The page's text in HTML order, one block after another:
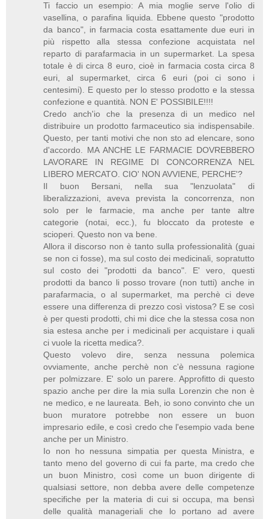
Ti faccio un esempio: A mia moglie serve l'olio di
vasellina, o parafina liquida. Ebbene questo "prodotto
da banco", in farmacia costa esattamente due euri in
più rispetto alla stessa confezione acquistata nel
reparto di parafarmacia in un supermarket. La spesa
totale è di circa 8 euro, cioè in farmacia costa circa 8
euri, al supermarket, circa 6 euri (poi ci sono i
centesimi). E questo per lo stesso prodotto e la stessa
confezione e quantità. NON E' POSSIBILE!!!!
Credo anch'io che la presenza di un medico nel
distribuire un prodotto farmaceutico sia indispensabile.
Questo, per tanti motivi che non sto ad elencare, sono
d'accordo. MA ANCHE LE FARMACIE DOVREBBERO
LAVORARE IN REGIME DI CONCORRENZA NEL
LIBERO MERCATO. CIO' NON AVVIENE, PERCHE'?
Il buon Bersani, nella sua "lenzuolata" di
liberalizzazioni, aveva prevista la concorrenza, non
solo per le farmacie, ma anche per tante altre
categorie (notai, ecc.), fu bloccato da proteste e
scioperi. Questo non va bene.
Allora il discorso non è tanto sulla professionalità (guai
se non ci fosse), ma sul costo dei medicinali, sopratutto
sul costo dei "prodotti da banco". E' vero, questi
prodotti da banco li posso trovare (non tutti) anche in
parafarmacia, o al supermarket, ma perchè ci deve
essere una differenza di prezzo così vistosa? E se così
è per questi prodotti, chi mi dice che la stessa cosa non
sia estesa anche per i medicinali per acquistare i quali
ci vuole la ricetta medica?.
Questo volevo dire, senza nessuna polemica
ovviamente, anche perchè non c'è nessuna ragione
per polmizzare. E' solo un parere. Approfitto di questo
spazio anche per dire la mia sulla Lorenzin che non è
ne medico, e ne laureata. Beh, io sono convinto che un
buon muratore potrebbe non essere un buon
impresario edile, e così credo che l'esempio vada bene
anche per un Ministro.
Io non ho nessuna simpatia per questa Ministra, e
tanto meno del governo di cui fa parte, ma credo che
un buon Ministro, così come un buon dirigente di
qualsiasi settore, non debba avere delle competenze
specifiche per la materia di cui si occupa, ma bensì
delle qualità manageriali che lo portano ad avere